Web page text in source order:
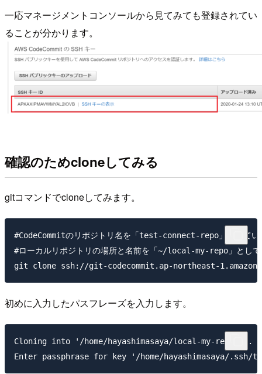
一応マネージメントコンソールから見てみても登録されてい
ることが分かります。
確認のためcloneしてみる
gitコマンドでcloneしてみます。
#CodeCommitのリポジトリ名を「test-connect-repo」として
#ローカルリポジトリの場所と名前を「~/local-my-repo」とし
初めに入力したパスフレーズを入力します。
Cloning into '/home/hayashimasaya/local-my-repo'...